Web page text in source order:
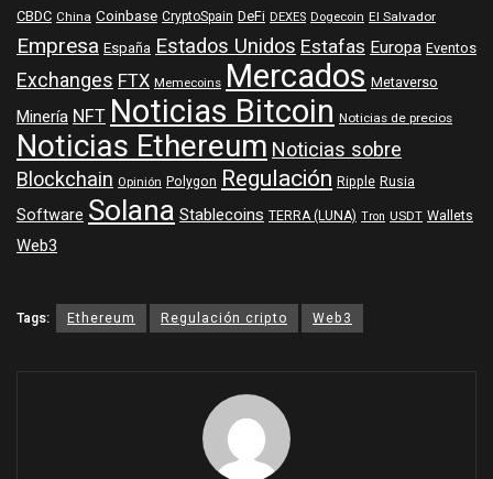
CBDC China Coinbase CryptoSpain DeFi DEXES Dogecoin El Salvador
Empresa España Estados Unidos Estafas Europa Eventos
Exchanges FTX Memecoins Mercados Metaverso
Minería NFTNoticias Bitcoin Noticias de precios
Noticias EthereumNoticias sobre
Blockchain Opinión Polygon Regulación Ripple Rusia
Software Solana Stablecoins TERRA (LUNA) Tron USDT Wallets
Web3
Tags: Ethereum Regulación cripto Web3